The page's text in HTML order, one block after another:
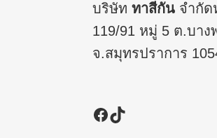
บริษัท ทาสีกัน จำกั
119/91 หมู่ 5 ต.บา
จ.สมุทรปราการ